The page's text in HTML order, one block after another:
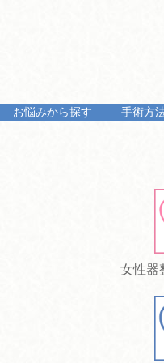
お悩みから探す 手術方
女性器